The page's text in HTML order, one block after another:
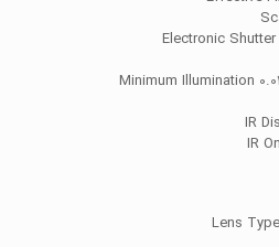
Electronic Shutter
Minimum Illumination
IR
IR
Lens